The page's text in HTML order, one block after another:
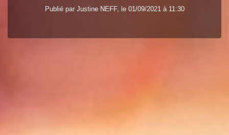
Publié par Justine NEFF, le 01/09/2021 à 11:30